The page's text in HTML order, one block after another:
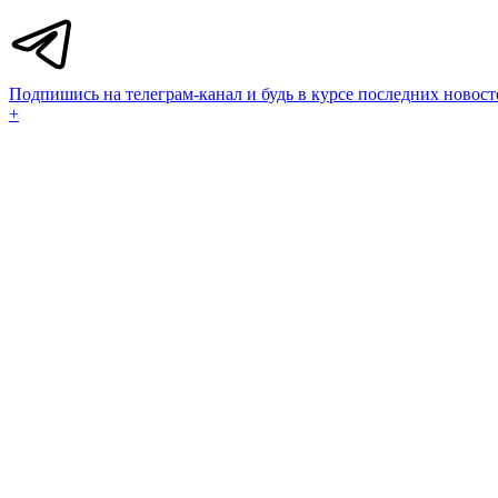
Подпишись на телеграм-канал и будь в курсе последних
+